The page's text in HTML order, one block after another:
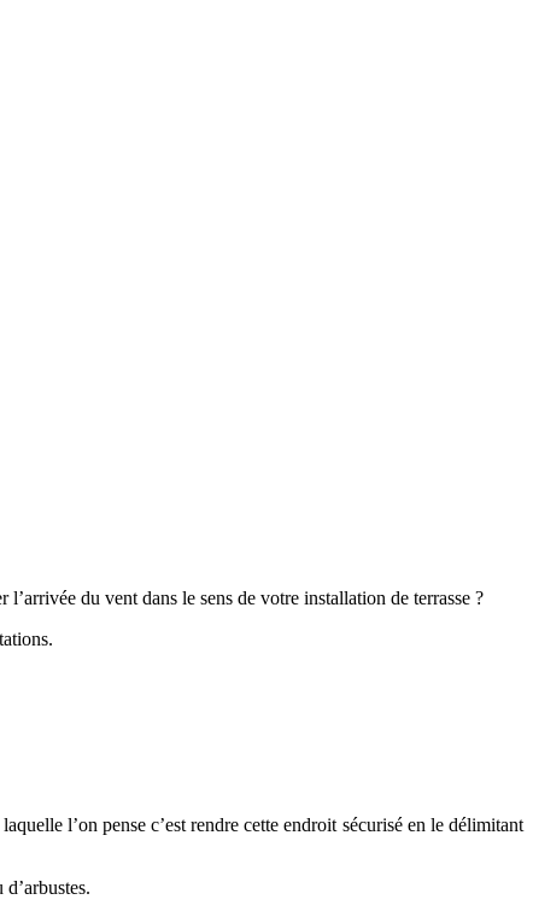
du vent dans le sens de votre installation de terrasse ?
l’on pense c’est rendre cette endroit sécurisé en le délimitant